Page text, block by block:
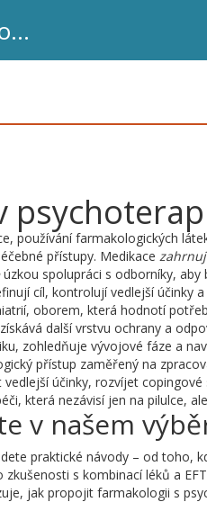
Psychoterapie a EFT koučink
, používání farmakologických
přístupy. Medikace
úzkou spolupráci s odborníky, aby
cíl, kontrolují vedlejší účinky
, oborem, která hodnotí
další vrstvu ochrany a
zohledňuje vývojové fáze a
přístup zaměřený na
účinky, rozvíjet
která nezávisí jen na pilulce,
v našem
praktické návody – od toho,
s kombinací léků a
jak propojit farmakologii s